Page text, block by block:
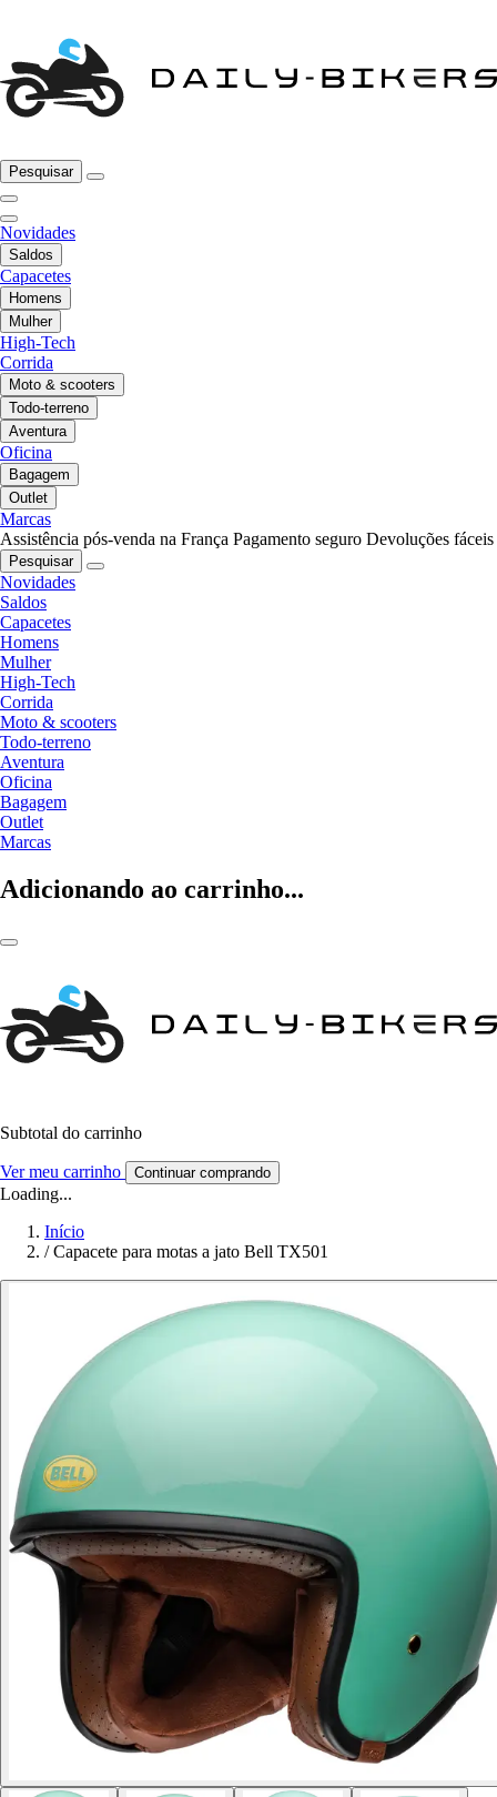
Pesquisar
Novidades
Saldos
Capacetes
Homens
Mulher
High-Tech
Corrida
Moto & scooters
Todo-terreno
Aventura
Oficina
Bagagem
Outlet
Marcas
Assistência pós-venda na França Pagamento seguro Devoluções fáceis
Pesquisar
Novidades
Saldos
Capacetes
Homens
Mulher
High-Tech
Corrida
Moto & scooters
Todo-terreno
Aventura
Oficina
Bagagem
Outlet
Marcas
Adicionando ao carrinho...
Subtotal do carrinho
Ver meu carrinho Continuar comprando
Loading...
Início
/ Capacete para motas a jato Bell TX501